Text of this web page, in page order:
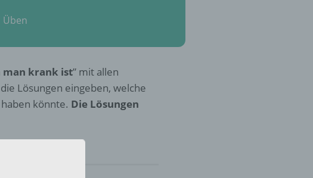
Üben
man krank ist” mit allen
Lösungen eingeben, welche
könnte. Die Lösungen